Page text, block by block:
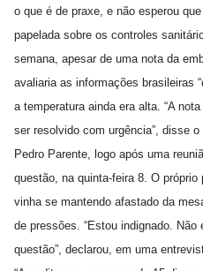
o que é de praxe, e não esperou
papelada sobre os controles
semana, apesar de uma nota da
avaliaria as informações brasileiras
a temperatura ainda era alta. “A
ser resolvido com urgência”, disse
Pedro Parente, logo após uma
questão, na quinta-feira 8. O
vinha se mantendo afastado da
de pressões. “Estou indignado.
questão”, declarou, em uma